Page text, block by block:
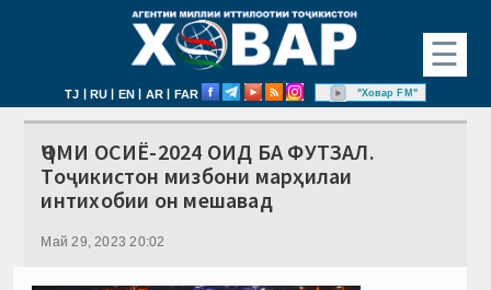
☰
TJ | RU | EN | AR | FAR "Ховар FM"
ҶОМИ ОСИЁ-2024 ОИД БА ФУТЗАЛ.
Тоҷикистон мизбони марҳилаи
интихобии он мешавад
Май 29, 2023 20:02